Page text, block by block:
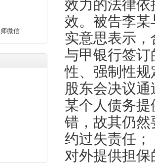
微信
效力的法律
效。被告李
实意思表示
与甲银行签
性、强制性
股东会决议
某个人债务
错，故其仍
约过失责任
对外提供担